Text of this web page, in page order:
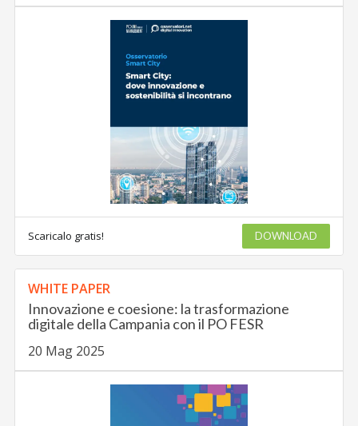
Scaricalo gratis! DOWNLOAD
WHITE PAPER
Innovazione e coesione: la trasformazione
digitale della Campania con il PO FESR
20 Mag 2025